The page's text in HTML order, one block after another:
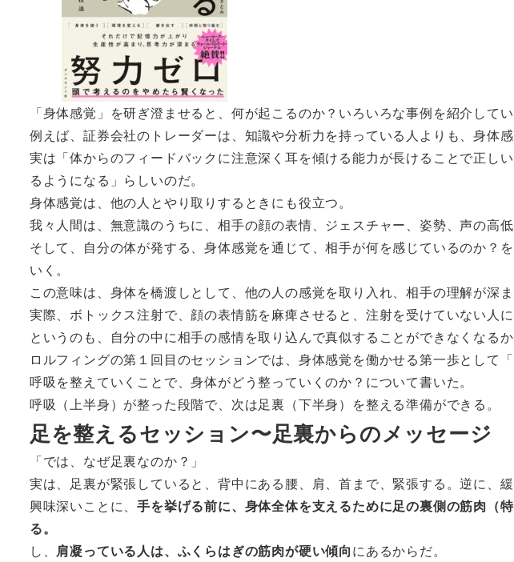
「身体感覚」を研ぎ澄ませると、何が起こるのか？いろいろな事例を紹介してい
例えば、証券会社のトレーダーは、知識や分析力を持っている人よりも、身体
実は「体からのフィードバックに注意深く耳を傾ける能力が長けることで正し
るようになる」らしいのだ。
身体感覚は、他の人とやり取りするときにも役立つ。
我々人間は、無意識のうちに、相手の顔の表情、ジェスチャー、姿勢、声の高
そして、自分の体が発する、身体感覚を通じて、相手が何を感じているのか？
いく。
この意味は、身体を橋渡しとして、他の人の感覚を取り入れ、相手の理解が深
実際、ボトックス注射で、顔の表情筋を麻痺させると、注射を受けていない人
というのも、自分の中に相手の感情を取り込んで真似することができなくなるか
ロルフィングの第１回目のセッションでは、身体感覚を働かせる第一歩として「
呼吸を整えていくことで、身体がどう整っていくのか？について書いた。
呼吸（上半身）が整った段階で、次は足裏（下半身）を整える準備ができる。
足を整えるセッション〜足裏からのメッセージ
「では、なぜ足裏なのか？」
実は、足裏が緊張していると、背中にある腰、肩、首まで、緊張する。逆に、
興味深いことに、手を挙げる前に、身体全体を支えるために足の裏側の筋肉（
る。
し、 肩凝っている人は、ふくらはぎの筋肉が硬い傾向にあるからだ。